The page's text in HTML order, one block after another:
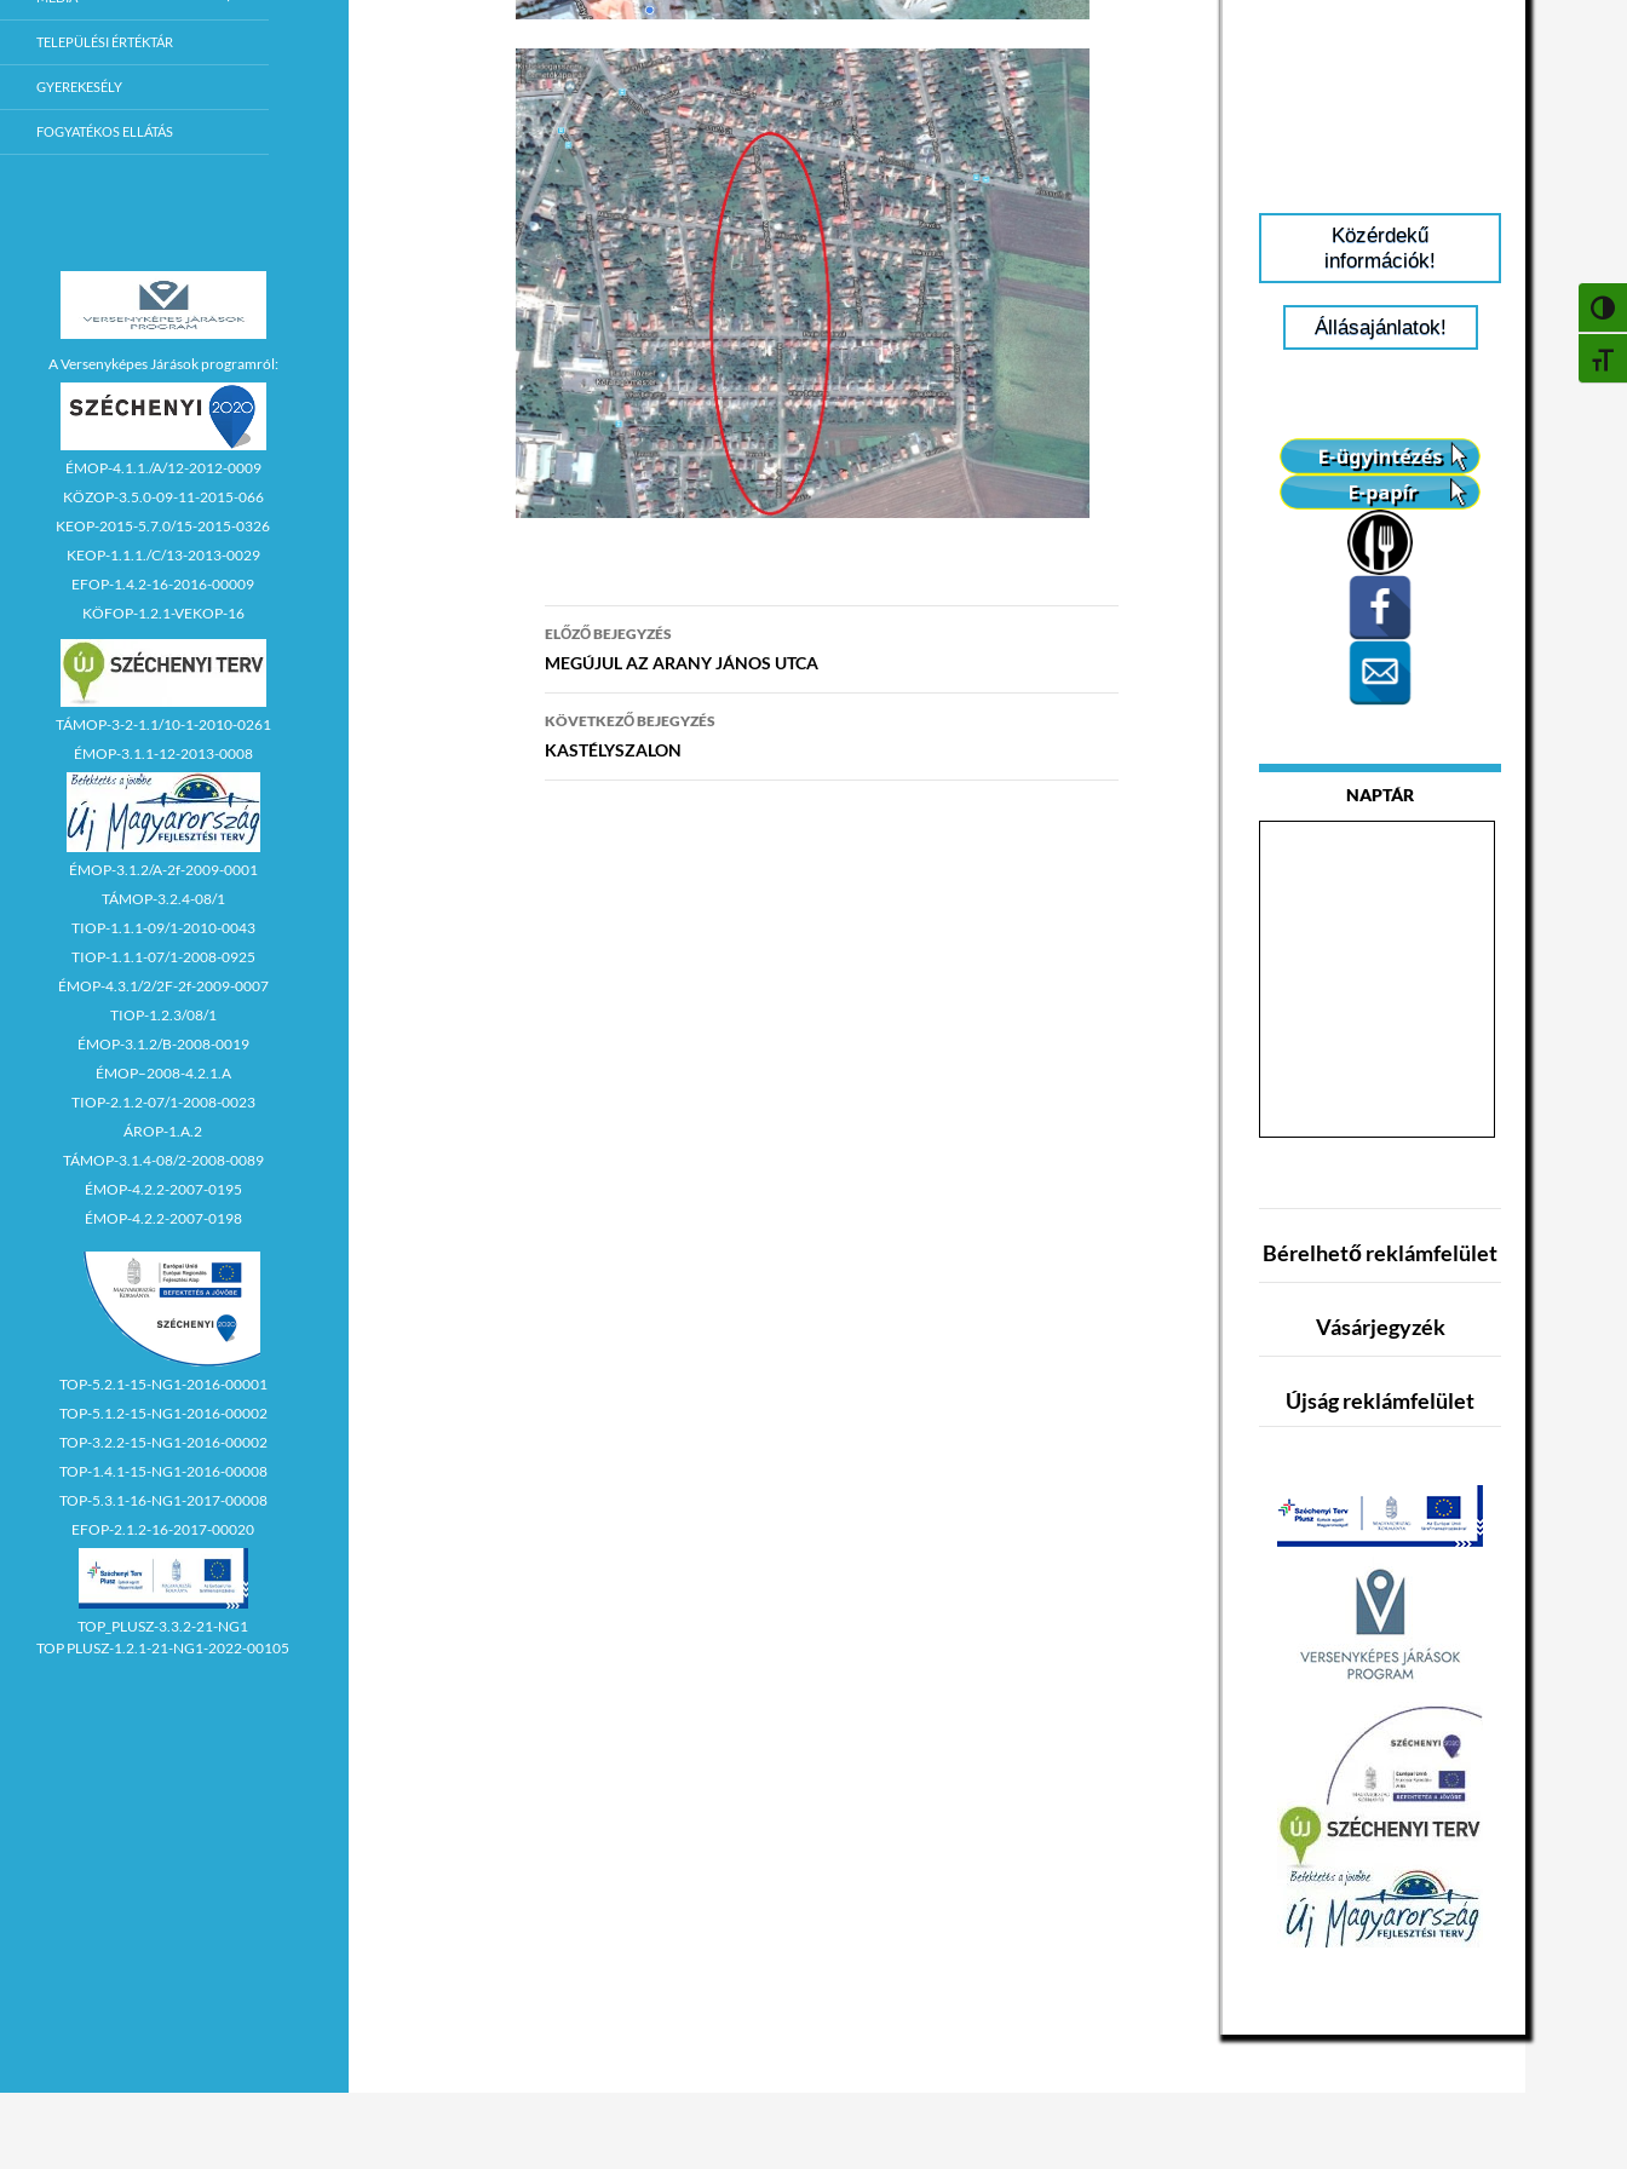
Bejegyzés
navigáció
ELŐZŐ BEJEGYZÉS
MEGÚJUL AZ ARANY JÁNOS UTCA
KÖVETKEZŐ BEJEGYZÉS
KASTÉLYSZALON
Közérdekű
információk!
Állásajánlatok!
NAPTÁR
Bérelhető reklámfelület
Vásárjegyzék
Újság reklámfelület
TELEPÜLÉSI ÉRTÉKTÁR
GYEREKESÉLY
FOGYATÉKOS ELLÁTÁS
A Versenyképes Járások programról:
ÉMOP-4.1.1./A/12-2012-0009
KÖZOP-3.5.0-09-11-2015-066
KEOP-2015-5.7.0/15-2015-0326
KEOP-1.1.1./C/13-2013-0029
EFOP-1.4.2-16-2016-00009
KÖFOP-1.2.1-VEKOP-16
TÁMOP-3-2-1.1/10-1-2010-0261
ÉMOP-3.1.1-12-2013-0008
ÉMOP-3.1.2/A-2f-2009-0001
TÁMOP-3.2.4-08/1
TIOP-1.1.1-09/1-2010-0043
TIOP-1.1.1-07/1-2008-0925
ÉMOP-4.3.1/2/2F-2f-2009-0007
TIOP-1.2.3/08/1
ÉMOP-3.1.2/B-2008-0019
ÉMOP–2008-4.2.1.A
TIOP-2.1.2-07/1-2008-0023
ÁROP-1.A.2
TÁMOP-3.1.4-08/2-2008-0089
ÉMOP-4.2.2-2007-0195
ÉMOP-4.2.2-2007-0198
TOP-5.2.1-15-NG1-2016-00001
TOP-5.1.2-15-NG1-2016-00002
TOP-3.2.2-15-NG1-2016-00002
TOP-1.4.1-15-NG1-2016-00008
TOP-5.3.1-16-NG1-2017-00008
EFOP-2.1.2-16-2017-00020
TOP_PLUSZ-3.3.2-21-NG1
TOP PLUSZ-1.2.1-21-NG1-2022-00105